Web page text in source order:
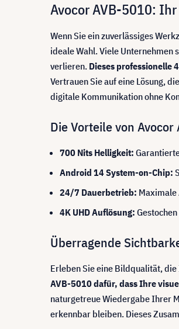
Avocor AVB-5010:
Wenn Sie ein zuverlässiges
ideale Wahl. Viele
verlieren. Dieses professionelle
Vertrauen Sie auf eine Lösung,
digitale Kommunikation ohne
Die Vorteile von
700 Nits Helligkeit:
Android 14 System-on-Chip:
24/7 Dauerbetrieb: Maximale
4K UHD Auflösung:
Überragende
Erleben Sie eine Bildqualität,
AVB-5010 dafür, dass Ihre
naturgetreue Wiedergabe Ihrer
erkennbar bleiben. Dieses